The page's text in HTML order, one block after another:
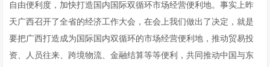
自由便利度，加快打造国内国际双循环市场经营便利地。事实上昨
天广西召开了全省的经济工作大会，在会上我们做出了决定，就是
要把广西打造成为国际国内双循环的市场经营便利地，推动贸易投
资、人员往来、跨境物流、金融结算等等便利，共同推动中国与东